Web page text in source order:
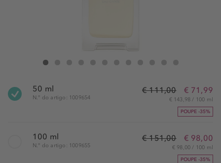
HERMÈS Terre D'Hermes Eau Givrée Eau de Parfum
50 ml
N.° do artigo: 1009654
€ 111,00 € 71,99
€ 143,98 / 100 ml
POUPE -35%
100 ml
N.° do artigo: 1009655
€ 151,00 € 98,00
€ 98,00 / 100 ml
POUPE -35%